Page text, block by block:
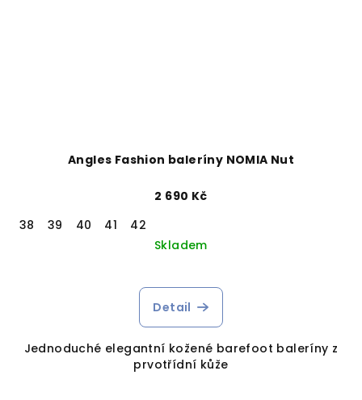
Angles Fashion baleríny NOMIA Nut
2 690 Kč
38
39 40 41
42
Skladem
Detail
Jednoduché elegantní kožené barefoot baleríny z
prvotřídní kůže